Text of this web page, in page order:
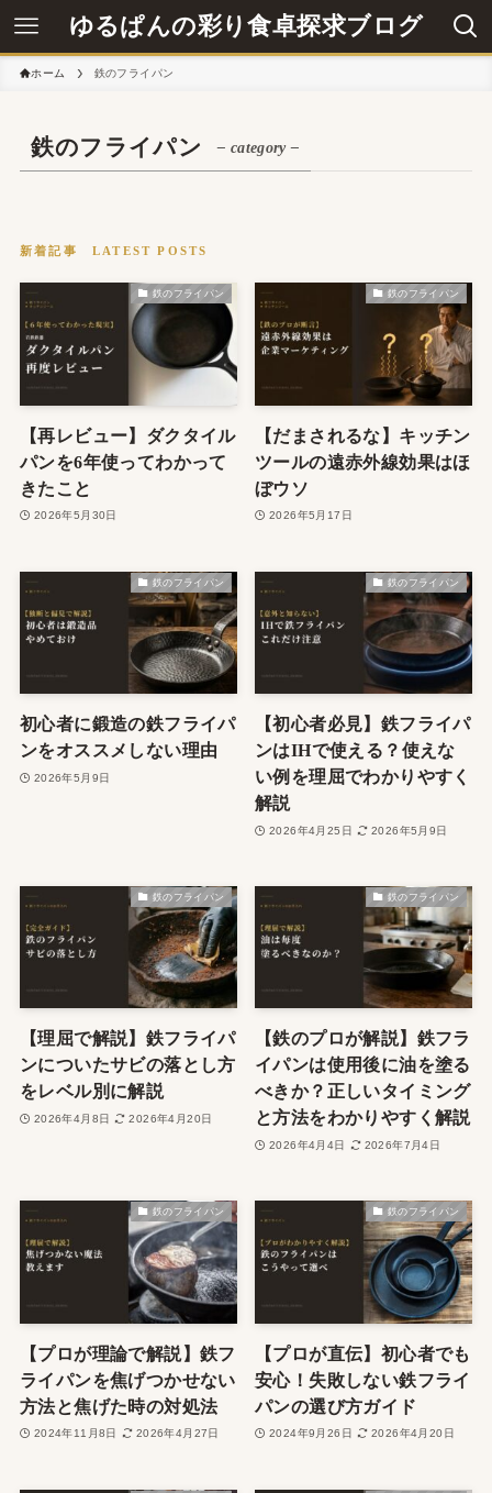
ゆるぱんの彩り食卓探求ブログ
ホーム 鉄のフライパン
鉄のフライパン – category –
鉄のフライパン
【再レビュー】ダクタイル
パンを6年使ってわかって
きたこと
2026年5月30日
鉄のフライパン
【だまされるな】キッチン
ツールの遠赤外線効果はほ
ぼウソ
2026年5月17日
鉄のフライパン
初心者に鍛造の鉄フライパ
ンをオススメしない理由
2026年5月9日
鉄のフライパン
【初心者必見】鉄フライパ
ンはIHで使える？使えな
い例を理屈でわかりやすく
解説
2026年4月25日 2026年5月9日
鉄のフライパン
【理屈で解説】鉄フライパ
ンについたサビの落とし方
をレベル別に解説
2026年4月8日 2026年4月20日
鉄のフライパン
【鉄のプロが解説】鉄フラ
イパンは使用後に油を塗る
べきか？正しいタイミング
と方法をわかりやすく解説
2026年4月4日 2026年7月4日
鉄のフライパン
【プロが理論で解説】鉄フ
ライパンを焦げつかせない
方法と焦げた時の対処法
2024年11月8日 2026年4月27日
鉄のフライパン
【プロが直伝】初心者でも
安心！失敗しない鉄フライ
パンの選び方ガイド
2024年9月26日 2026年4月20日